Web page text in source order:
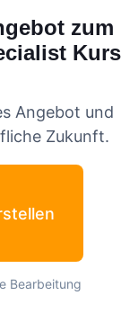
zum
Kurs
Angebot und
Zukunft.
Bearbeitung